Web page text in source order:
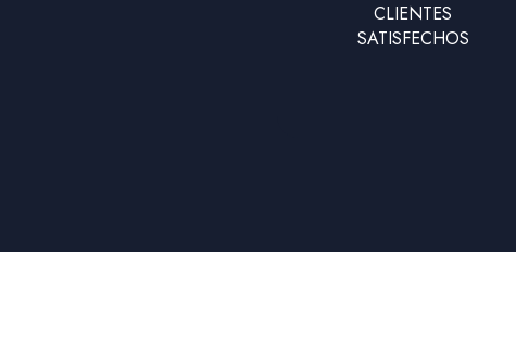
CLIENTES
SATISFECHOS